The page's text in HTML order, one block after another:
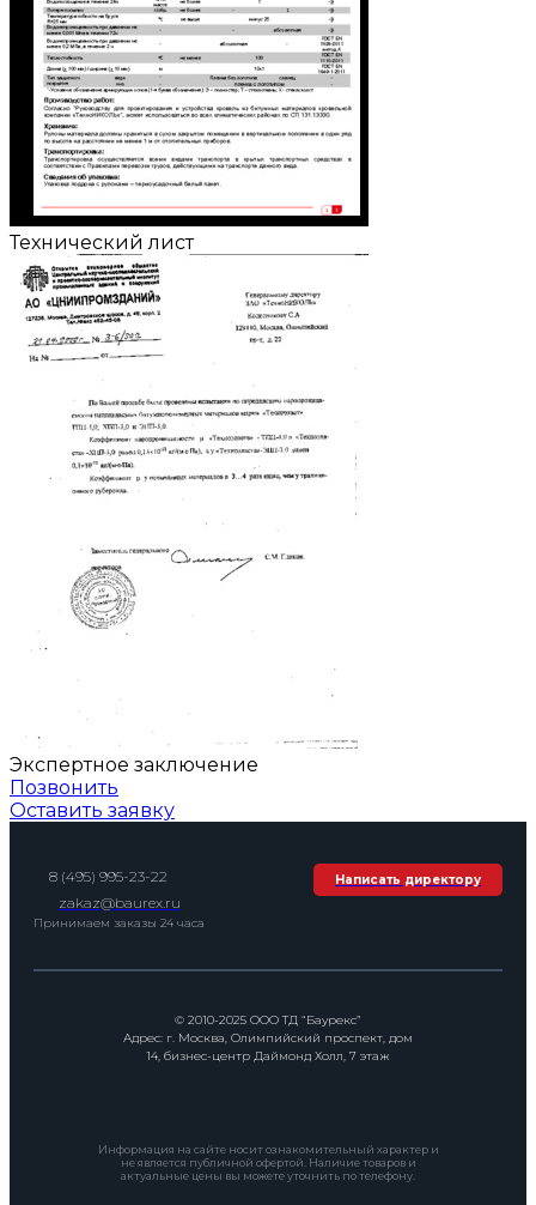
Технический лист
Экспертное заключение
Позвонить
Оставить заявку
8 (495) 995-23-22
zakaz@baurex.ru
Принимаем заказы 24 часа
Написать директору
© 2010-2025 ООО ТД “Баурекс”
Адрес: г. Москва, Олимпийский проспект, дом
14, бизнес-центр Даймонд Холл, 7 этаж
Информация на сайте носит ознакомительный характер и
не является публичной офертой. Наличие товаров и
актуальные цены вы можете уточнить по телефону.